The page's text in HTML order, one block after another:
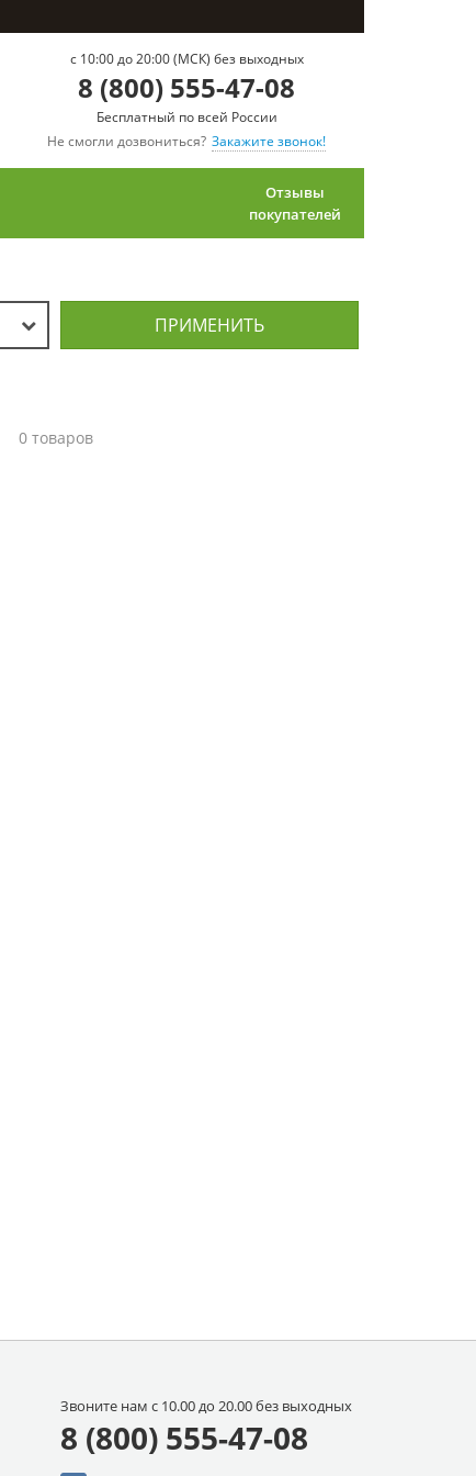
c 10:00 до 20:00 (МСК) без выходных
8 (800) 555-47-08
Бесплатный по всей России
Не смогли дозвониться? Закажите звонок!
Отзывы
покупателей
ПРИМЕНИТЬ
0 товаров
Звоните нам с 10.00 до 20.00 без выходных
8 (800) 555-47-08